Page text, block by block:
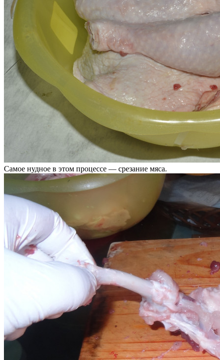
Самое нудное в этом процессе — срезание мяса.